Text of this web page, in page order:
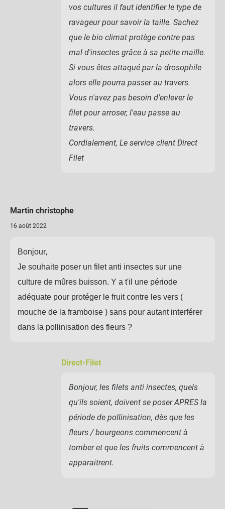
vos cultures il faut identifier le type de
ravageur pour savoir la taille. Sachez
que le bio climat protège contre pas
mal d'insectes grâce à sa petite maille.
Si vous êtes attaqué par la drosophile
alors elle pourra passer au travers.
Vous n'avez pas besoin d'enlever le
filet pour arroser, l'eau passe au
travers.
Cordialement, Le service client Direct
Filet
Martin christophe
16 août 2022
Bonjour,
Je souhaite poser un filet anti insectes sur une
culture de mûres buisson. Y a t'il une période
adéquate pour protéger le fruit contre les vers (
mouche de la framboise ) sans pour autant interférer
dans la pollinisation des fleurs ?
Direct-Filet
Bonjour, les filets anti insectes, quels
qu'ils soient, doivent se poser APRES la
période de pollinisation, dès que les
fleurs / bourgeons commencent à
tomber et que les fruits commencent à
apparaitrent.